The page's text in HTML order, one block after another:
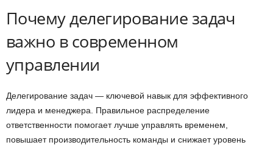
Почему делегирование задач
важно в современном
управлении
Делегирование задач — ключевой навык для эффективного
лидера и менеджера. Правильное распределение
ответственности помогает лучше управлять временем,
повышает производительность команды и снижает уровень